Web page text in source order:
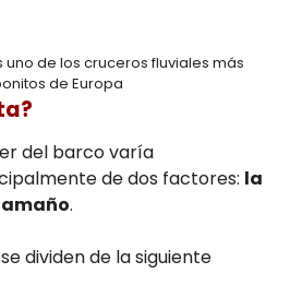
uno de los cruceros fluviales más
de Europa
del barco varía
de dos factores: la
.
se dividen de la siguiente